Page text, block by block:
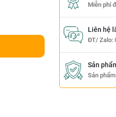
Miễn phí
Liên hệ
ĐT/ Zalo:
Sản
Sản